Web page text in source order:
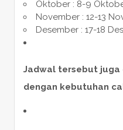
Oktober : 8-9
November : 12-13
Desember : 17-18
Jadwal tersebut juga
dengan kebutuhan